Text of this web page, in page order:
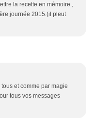
la recette en mémoire ,
journée 2015.(il pleut
et comme par magie
tous vos messages